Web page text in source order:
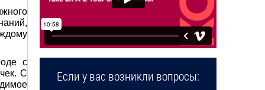
с
С
Если у вас возникли вопросы: